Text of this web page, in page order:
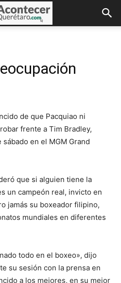
de que Pacquiao ni
frente a Tim Bradley,
en el MGM Grand
que si alguien tiene la
un campeón real, invicto en
jamás su boxeador filipino,
mundiales en diferentes
todo en el boxeo», dijo
su sesión con la prensa en
a los mejores, en su mejor